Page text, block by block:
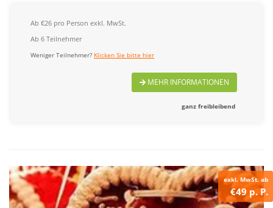
Ab €26 pro Person exkl. MwSt.
Ab 6 Teilnehmer
Weniger Teilnehmer? Klicken Sie bitte hier
MEHR INFORMATIONEN
ganz freibleibend
exkl. MwSt. ab
€49 p. P.